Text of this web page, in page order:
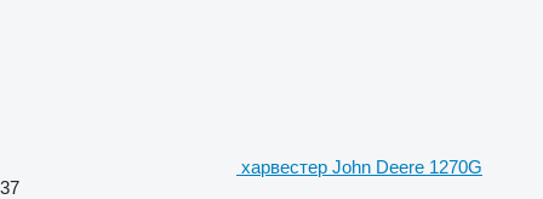
харвестер John Deere 1270G
37